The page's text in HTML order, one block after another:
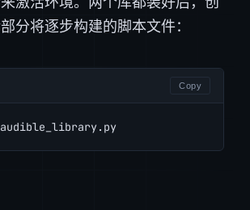
分将逐步构建的脚本文件：
Copy